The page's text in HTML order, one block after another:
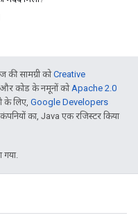
सामग्री कोCreative
कोड के नमूनों कोApache 2.0
के लिए, Google Developers
का, Java एक रजिस्टर किया
गया.